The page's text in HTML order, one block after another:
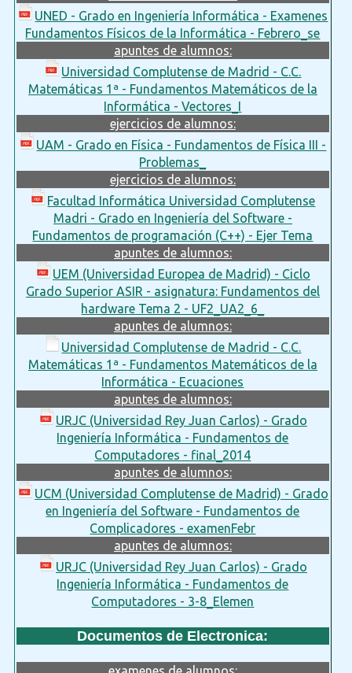
UNED - Grado en Ingeniería Informática - Examenes
Fundamentos Físicos de la Informática - Febrero_se
apuntes de alumnos:
Universidad Complutense de Madrid - C.C.
Matemáticas 1ª - Fundamentos Matemáticos de la
Informática - Vectores_I
ejercicios de alumnos:
UAM - Grado en Física - Fundamentos de Física III -
Problemas_
ejercicios de alumnos:
Facultad Informática Universidad Complutense
Madri - Grado en Ingeniería del Software -
Fundamentos de programación (C++) - Ejer Tema
apuntes de alumnos:
UEM (Universidad Europea de Madrid) - Ciclo
Grado Superior ASIR - asignatura: Fundamentos del
hardware Tema 2 - UF2_UA2_6_
apuntes de alumnos:
Universidad Complutense de Madrid - C.C.
Matemáticas 1ª - Fundamentos Matemáticos de la
Informática - Ecuaciones
apuntes de alumnos:
URJC (Universidad Rey Juan Carlos) - Grado
Ingeniería Informática - Fundamentos de
Computadores - final_2014
apuntes de alumnos:
UCM (Universidad Complutense de Madrid) - Grado
en Ingeniería del Software - Fundamentos de
Complicadores - examenFebr
apuntes de alumnos:
URJC (Universidad Rey Juan Carlos) - Grado
Ingeniería Informática - Fundamentos de
Computadores - 3-8_Elemen
Documentos de Electronica: